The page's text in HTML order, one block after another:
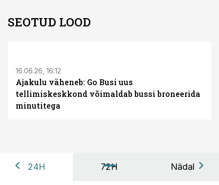
SEOTUD LOOD
16.06.26, 16:12
Ajakulu väheneb: Go Busi uus
tellimiskeskkond võimaldab bussi broneerida
minutitega
24H 72H Nädal